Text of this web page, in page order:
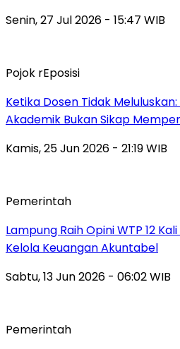
Senin, 27 Jul 2026 - 15:47 WIB
Pojok rEposisi
Ketika Dosen Tidak
Akademik Bukan Sikap
Kamis, 25 Jun 2026 - 21:19 WIB
Pemerintah
Lampung Raih Opini WTP 12
Kelola Keuangan Akuntabel
Sabtu, 13 Jun 2026 - 06:02 WIB
Pemerintah